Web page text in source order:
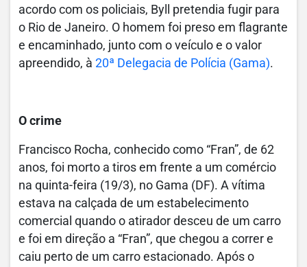
acordo com os policiais, Byll pretendia fugir para
o Rio de Janeiro. O homem foi preso em flagrante
e encaminhado, junto com o veículo e o valor
apreendido, à 20ª Delegacia de Polícia (Gama).
O crime
Francisco Rocha, conhecido como “Fran”, de 62
anos, foi morto a tiros em frente a um comércio
na quinta-feira (19/3), no Gama (DF). A vítima
estava na calçada de um estabelecimento
comercial quando o atirador desceu de um carro
e foi em direção a “Fran”, que chegou a correr e
caiu perto de um carro estacionado. Após o